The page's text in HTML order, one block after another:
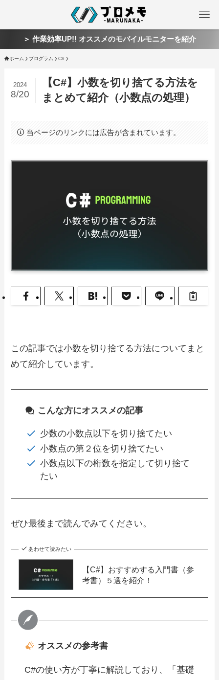
＞ 作業効率UP!! オススメのモバイルモニターを紹介
ホーム プログラム C#
【C#】小数を切り捨てる方法を
まとめて紹介（小数点の処理）
2024
8/20
当ページのリンクには広告が含まれています。
この記事では小数を切り捨てる方法についてまと
めて紹介しています。
こんな方にオススメの記事
少数の小数点以下を切り捨てたい
小数点の第２位を切り捨てたい
小数点以下の桁数を指定して切り捨て
たい
ぜひ最後まで読んでみてください。
あわせて読みたい
【C#】おすすめする入門書（参
考書）５選を紹介！
オススメの参考書
C#の使い方が丁寧に解説しており、「基礎